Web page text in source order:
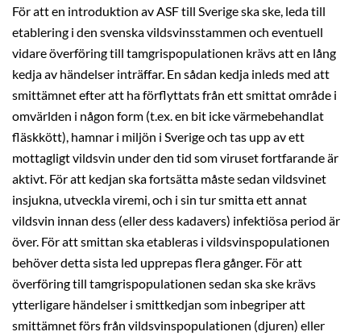
För att en introduktion av ASF till Sverige ska ske, leda till
etablering i den svenska vildsvinsstammen och eventuell
vidare överföring till tamgrispopulationen krävs att en lång
kedja av händelser inträffar. En sådan kedja inleds med att
smittämnet efter att ha förflyttats från ett smittat område i
omvärlden i någon form (t.ex. en bit icke värmebehandlat
fläskkött), hamnar i miljön i Sverige och tas upp av ett
mottagligt vildsvin under den tid som viruset fortfarande är
aktivt. För att kedjan ska fortsätta måste sedan vildsvinet
insjukna, utveckla viremi, och i sin tur smitta ett annat
vildsvin innan dess (eller dess kadavers) infektiösa period är
över. För att smittan ska etableras i vildsvinspopulationen
behöver detta sista led upprepas flera gånger. För att
överföring till tamgrispopulationen sedan ska ske krävs
ytterligare händelser i smittkedjan som inbegriper att
smittämnet förs från vildsvinspopulationen (djuren) eller